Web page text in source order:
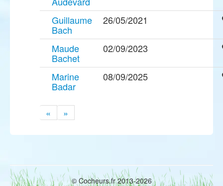
Guillaume
Bach
26/05/2021
Maude
Bachet
02/09/2023
Marine
Badar
08/09/2025
« »
© Cocheurs.fr 2013-2026